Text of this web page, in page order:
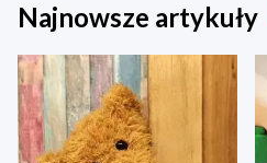
Najnowsze artykuły